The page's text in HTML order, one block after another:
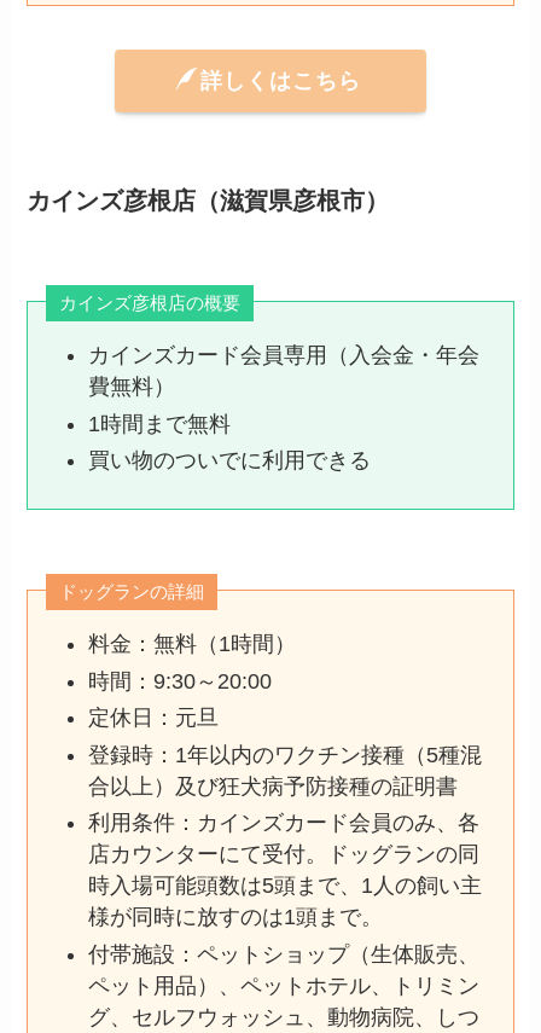
詳しくはこちら
カインズ彦根店（滋賀県彦根市）
カインズ彦根店の概要
カインズカード会員専用（入会金・年会
費無料）
1時間まで無料
買い物のついでに利用できる
ドッグランの詳細
料金：無料（1時間）
時間：9:30～20:00
定休日：元旦
登録時：1年以内のワクチン接種（5種混
合以上）及び狂犬病予防接種の証明書
利用条件：カインズカード会員のみ、各
店カウンターにて受付。ドッグランの同
時入場可能頭数は5頭まで、1人の飼い主
様が同時に放すのは1頭まで。
付帯施設：ペットショップ（生体販売、
ペット用品）、ペットホテル、トリミン
グ、セルフウォッシュ、動物病院、しつ